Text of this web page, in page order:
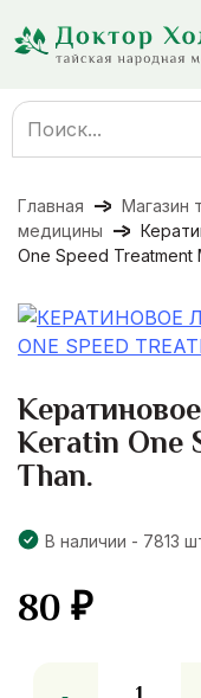
содержанию
Search
for:
Главная
Магазин
медицины
One Speed Treatment
Keratin One
Than.
В наличии - 7813
80₽